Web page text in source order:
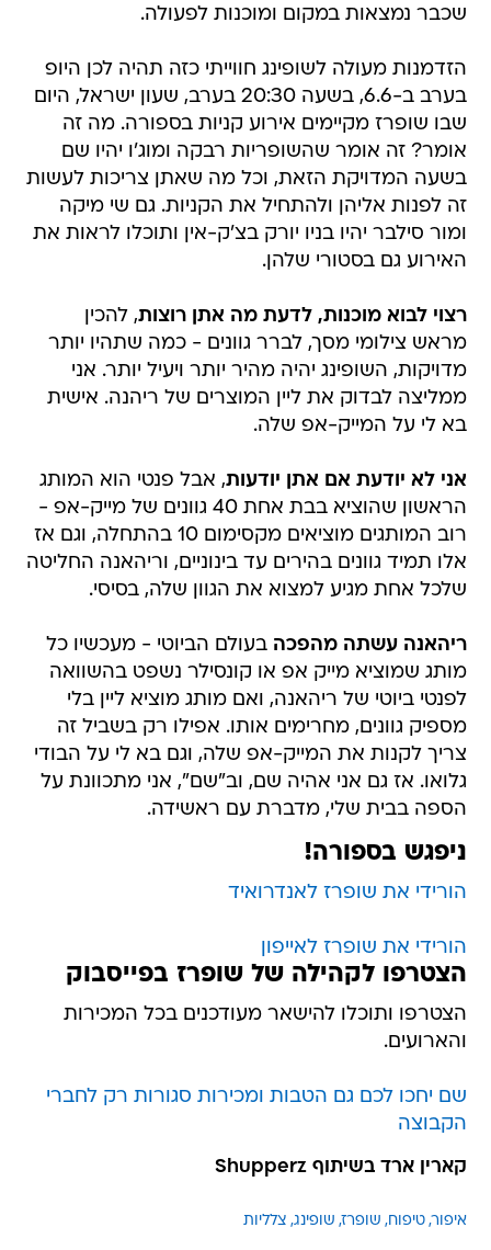
שכבר נמצאות במקום ומוכנות לפעולה.
הזדמנות מעולה לשופינג חווייתי כזה תהיה לכן היופ
בערב ב-6.6, בשעה 20:30 בערב, שעון ישראל, היום
שבו שופרז מקיימים אירוע קניות בספורה. מה זה
אומר? זה אומר שהשופריות רבקה ומוג'ו יהיו שם
בשעה המדויקת הזאת, וכל מה שאתן צריכות לעשות
זה לפנות אליהן ולהתחיל את הקניות. גם שי מיקה
ומור סילבר יהיו בניו יורק בצ'ק-אין ותוכלו לראות את
האירוע גם בסטורי שלהן.
רצוי לבוא מוכנות, לדעת מה אתן רוצות, להכין
מראש צילומי מסך, לברר גוונים - כמה שתהיו יותר
מדויקות, השופינג יהיה מהיר יותר ויעיל יותר. אני
ממליצה לבדוק את ליין המוצרים של ריהנה. אישית
בא לי על המייק-אפ שלה.
אני לא יודעת אם אתן יודעות, אבל פנטי הוא המותג
הראשון שהוציא בבת אחת 40 גוונים של מייק-אפ -
רוב המותגים מוציאים מקסימום 10 בהתחלה, וגם אז
אלו תמיד גוונים בהירים עד בינוניים, וריהאנה החליטה
שלכל אחת מגיע למצוא את הגוון שלה, בסיסי.
ריהאנה עשתה מהפכה בעולם הביוטי - מעכשיו כל
מותג שמוציא מייק אפ או קונסילר נשפט בהשוואה
לפנטי ביוטי של ריהאנה, ואם מותג מוציא ליין בלי
מספיק גוונים, מחרימים אותו. אפילו רק בשביל זה
צריך לקנות את המייק-אפ שלה, וגם בא לי על הבודי
גלואו. אז גם אני אהיה שם, וב"שם", אני מתכוונת על
הספה בבית שלי, מדברת עם ראשידה.
ניפגש בספורה!
הורידי את שופרז לאנדרואיד
הורידי את שופרז לאייפון
הצטרפו לקהילה של שופרז בפייסבוק
הצטרפו ותוכלו להישאר מעודכנים בכל המכירות
והארועים.
שם יחכו לכם גם הטבות ומכירות סגורות רק לחברי
הקבוצה
קארין ארד בשיתוף Shupperz
איפור טיפוח שופרז שופינג צלליות